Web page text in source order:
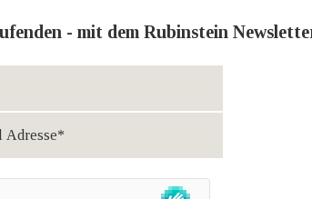
- mit dem Rubinstein